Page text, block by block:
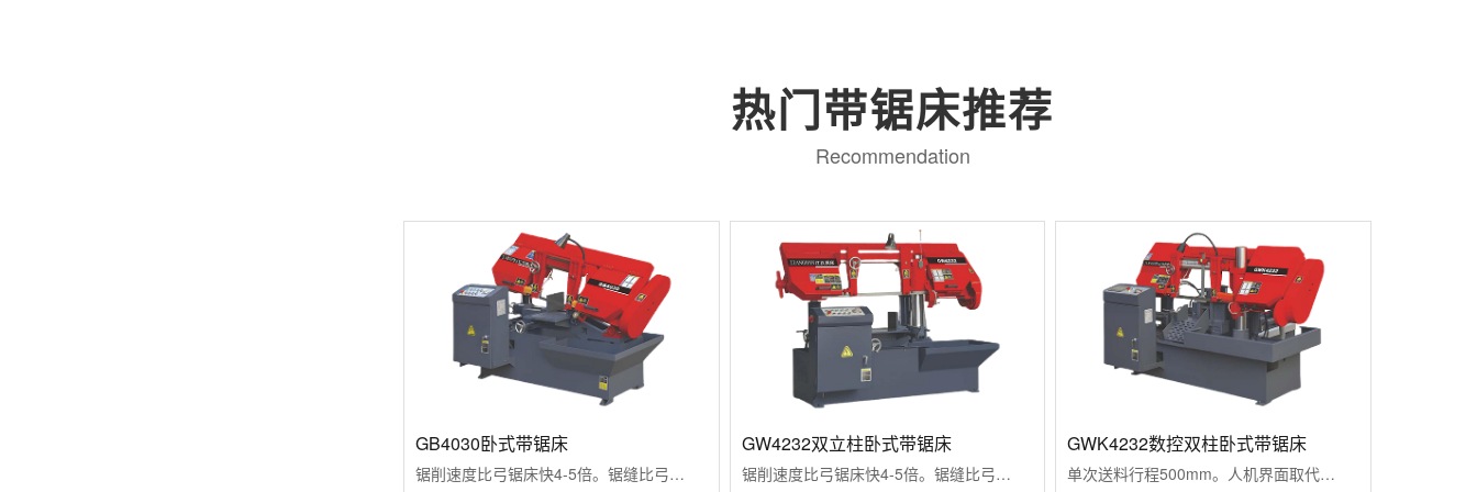
热门带锯床推荐
Recommendation
GB4030卧式带锯床
锯削速度比弓锯床快4-5倍。锯缝比弓锯床...
GW4232双立柱卧式带锯床
锯削速度比弓锯床快4-5倍。锯缝比弓锯床...
GWK4232数控双柱卧式带锯床
单次送料行程500mm。人机界面取代传统...